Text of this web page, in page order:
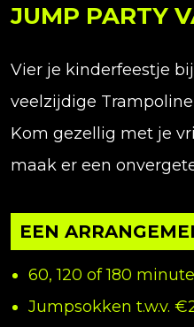
JUMP PARTY
Vier je kinderfeestje
veelzijdige
Kom gezellig met je
maak er een
EEN
60, 120 of 180
Jumpsokken t.w.v.